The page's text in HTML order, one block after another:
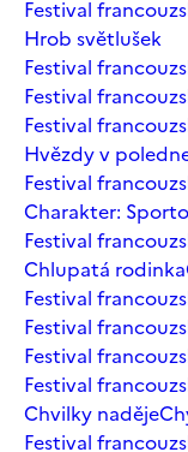
Festival
Hrob světlušek
Festival
Festival
Festival
Hvězdy v
Festival
Charakter:
Festival
Chlupatá rodinka
Festival
Festival
Festival
Festival
Chvilky naděje
Festival